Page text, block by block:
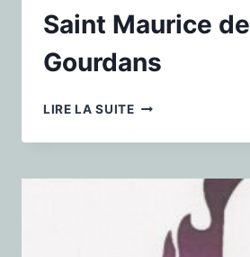
Saint Maurice de
Gourdans
LIRE LA SUITE